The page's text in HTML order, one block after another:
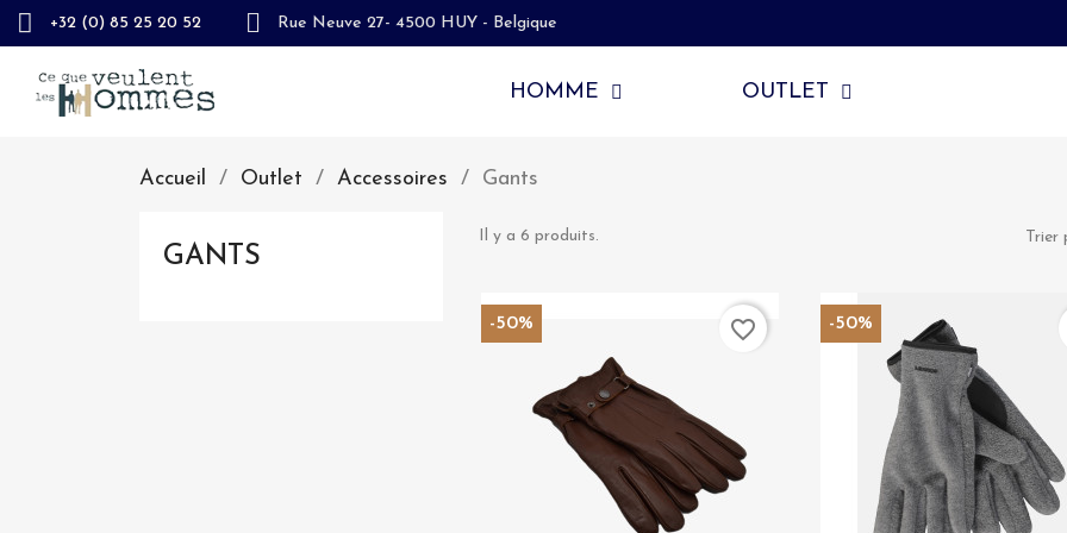
+32 (0) 85 25 20 52 Rue Neuve 27- 4500 HUY - Belgique
HOMME OUTLET
Accueil Outlet Accessoires Gants
GANTS
Il y a 6 produits. Trier
-50% favorite_border -50%